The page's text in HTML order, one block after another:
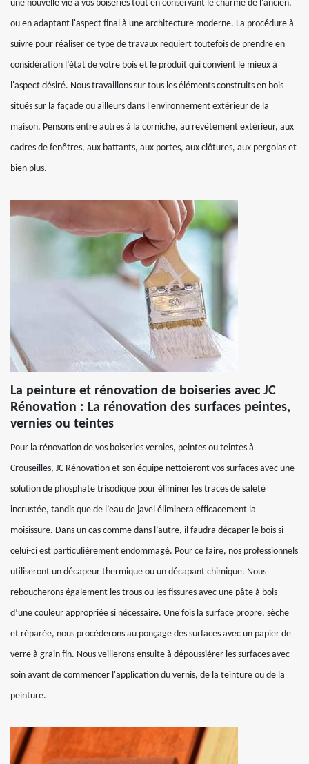
une nouvelle vie à vos boiseries tout en conservant le charme de l'ancien,
ou en adaptant l'aspect final à une architecture moderne. La procédure à
suivre pour réaliser ce type de travaux requiert toutefois de prendre en
considération l’état de votre bois et le produit qui convient le mieux à
l'aspect désiré. Nous travaillons sur tous les éléments construits en bois
situés sur la façade ou ailleurs dans l'environnement extérieur de la
maison. Pensons entre autres à la corniche, au revêtement extérieur, aux
cadres de fenêtres, aux battants, aux portes, aux clôtures, aux pergolas et
bien plus.
La peinture et rénovation de boiseries avec JC
Rénovation : La rénovation des surfaces peintes,
vernies ou teintes
Pour la rénovation de vos boiseries vernies, peintes ou teintes à
Crouseilles, JC Rénovation et son équipe nettoieront vos surfaces avec une
solution de phosphate trisodique pour éliminer les traces de saleté
incrustée, tandis que de l’eau de javel éliminera efficacement la
moisissure. Dans un cas comme dans l’autre, il faudra décaper le bois si
celui-ci est particulièrement endommagé. Pour ce faire, nos professionnels
utiliseront un décapeur thermique ou un décapant chimique. Nous
reboucherons également les trous ou les fissures avec une pâte à bois
d’une couleur appropriée si nécessaire. Une fois la surface propre, sèche
et réparée, nous procèderons au ponçage des surfaces avec un papier de
verre à grain fin. Nous veillerons ensuite à dépoussiérer les surfaces avec
soin avant de commencer l'application du vernis, de la teinture ou de la
peinture.